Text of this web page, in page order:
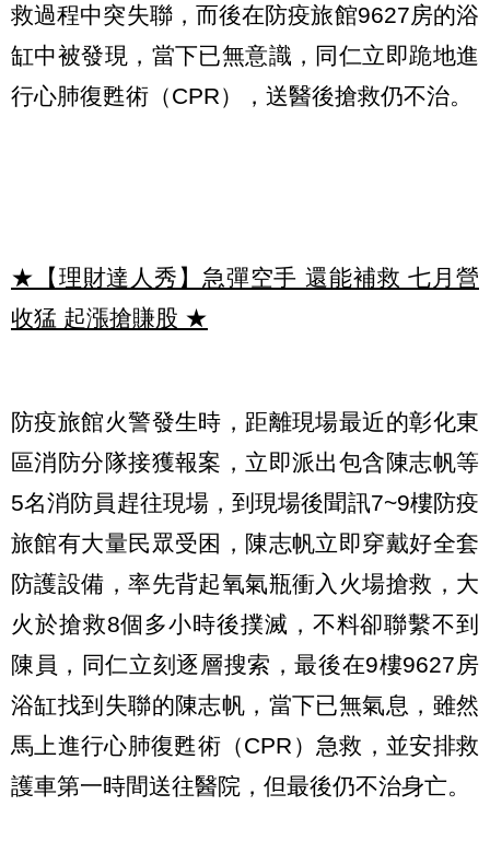
救過程中突失聯，而後在防疫旅館9627房的浴
缸中被發現，當下已無意識，同仁立即跪地進
行心肺復甦術（CPR），送醫後搶救仍不治。
★【理財達人秀】急彈空手 還能補救 七月營
收猛 起漲搶賺股 ★
防疫旅館火警發生時，距離現場最近的彰化東
區消防分隊接獲報案，立即派出包含陳志帆等
5名消防員趕往現場，到現場後聞訊7~9樓防疫
旅館有大量民眾受困，陳志帆立即穿戴好全套
防護設備，率先背起氧氣瓶衝入火場搶救，大
火於搶救8個多小時後撲滅，不料卻聯繫不到
陳員，同仁立刻逐層搜索，最後在9樓9627房
浴缸找到失聯的陳志帆，當下已無氣息，雖然
馬上進行心肺復甦術（CPR）急救，並安排救
護車第一時間送往醫院，但最後仍不治身亡。